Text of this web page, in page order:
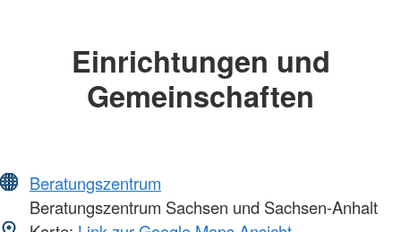
Einrichtungen und
Gemeinschaften
Beratungszentrum
Beratungszentrum Sachsen und Sachsen-Anhalt